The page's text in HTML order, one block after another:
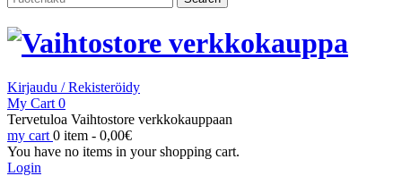
Kirjaudu / Rekisteröidy
My Cart 0
Tervetuloa Vaihtostore verkkokauppaan
my cart 0 item - 0,00€
You have no items in your shopping cart.
Login